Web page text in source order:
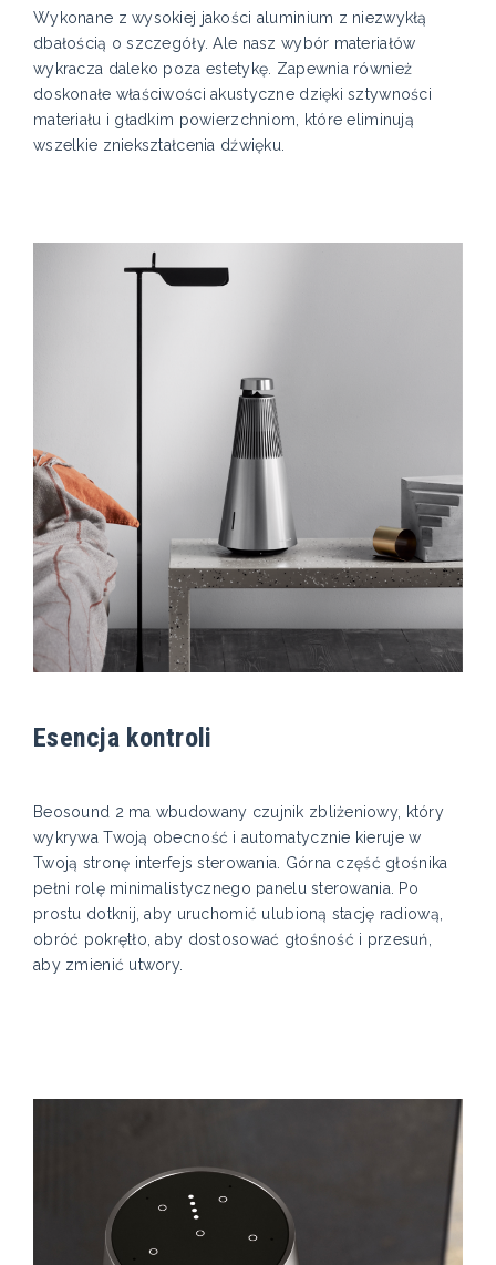
Wykonane z wysokiej jakości aluminium z niezwykłą
dbałością o szczegóły. Ale nasz wybór materiałów
wykracza daleko poza estetykę. Zapewnia również
doskonałe właściwości akustyczne dzięki sztywności
materiału i gładkim powierzchniom, które eliminują
wszelkie zniekształcenia dźwięku.
Esencja kontroli
Beosound 2 ma wbudowany czujnik zbliżeniowy, który
wykrywa Twoją obecność i automatycznie kieruje w
Twoją stronę interfejs sterowania. Górna część głośnika
pełni rolę minimalistycznego panelu sterowania. Po
prostu dotknij, aby uruchomić ulubioną stację radiową,
obróć pokrętło, aby dostosować głośność i przesuń,
aby zmienić utwory.